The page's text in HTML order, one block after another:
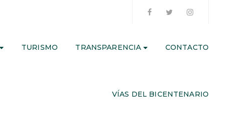
TURISMO TRANSPARENCIA CONTACTO
VÍAS DEL BICENTENARIO